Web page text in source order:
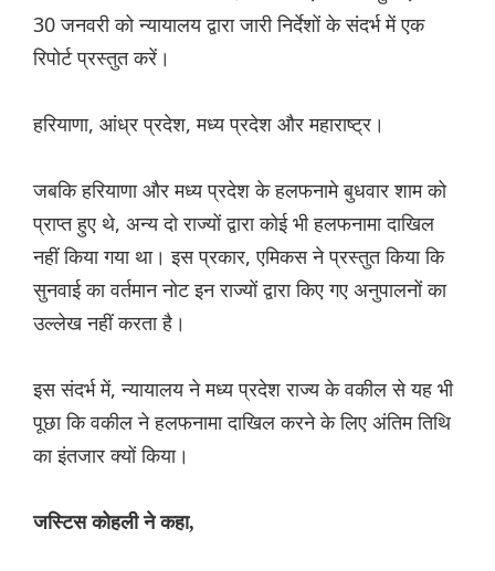
30 जनवरी को न्यायालय द्वारा जारी निर्देशों के संदर्भ में एक
रिपोर्ट प्रस्तुत करें।
हरियाणा, आंध्र प्रदेश, मध्य प्रदेश और महाराष्ट्र।
जबकि हरियाणा और मध्य प्रदेश के हलफनामे बुधवार शाम को
प्राप्त हुए थे, अन्य दो राज्यों द्वारा कोई भी हलफनामा दाखिल
नहीं किया गया था। इस प्रकार, एमिकस ने प्रस्तुत किया कि
सुनवाई का वर्तमान नोट इन राज्यों द्वारा किए गए अनुपालनों का
उल्लेख नहीं करता है।
इस संदर्भ में, न्यायालय ने मध्य प्रदेश राज्य के वकील से यह भी
पूछा कि वकील ने हलफनामा दाखिल करने के लिए अंतिम तिथि
का इंतजार क्यों किया।
जस्टिस कोहली ने कहा,